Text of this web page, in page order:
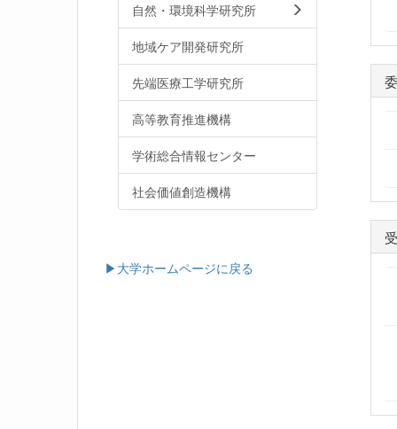
自然・環境科学研究所
地域ケア開発研究所
先端医療工学研究所
高等教育推進機構
学術総合情報センター
社会価値創造機構
▶大学ホームページに戻る